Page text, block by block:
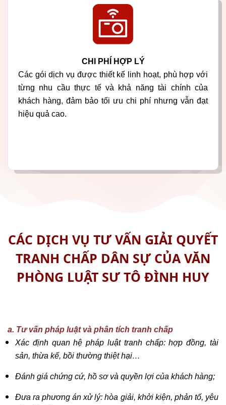
CHI PHÍ HỢP LÝ
Các gói dịch vụ được thiết kế linh hoạt, phù hợp với
từng nhu cầu thực tế và khả năng tài chính của
khách hàng, đảm bảo tối ưu chi phí nhưng vẫn đạt
hiệu quả cao.
CÁC DỊCH VỤ TƯ VẤN GIẢI QUYẾT
TRANH CHẤP DÂN SỰ CỦA VĂN
PHÒNG LUẬT SƯ TÔ ĐÌNH HUY
a. Tư vấn pháp luật và phân tích tranh chấp
Xác định quan hệ pháp luật tranh chấp: hợp đồng, tài
sản, thừa kế, bồi thường thiệt hại…
Đánh giá chứng cứ, hồ sơ và quyền lợi của khách hàng;
Đưa ra phương án xử lý: hòa giải, khởi kiện, phản tố, yêu